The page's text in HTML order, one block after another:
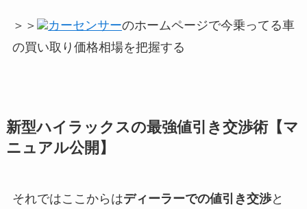
＞＞ カーセンサーのホームページで今乗ってる車
の買い取り価格相場を把握する
新型ハイラックスの最強値引き交渉術【マ
ニュアル公開】
それではここからはディーラーでの値引き交渉と